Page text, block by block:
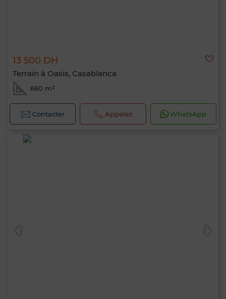
13 500 DH
Terrain à Oasis, Casablanca
660 m²
Contacter Appelez WhatsApp